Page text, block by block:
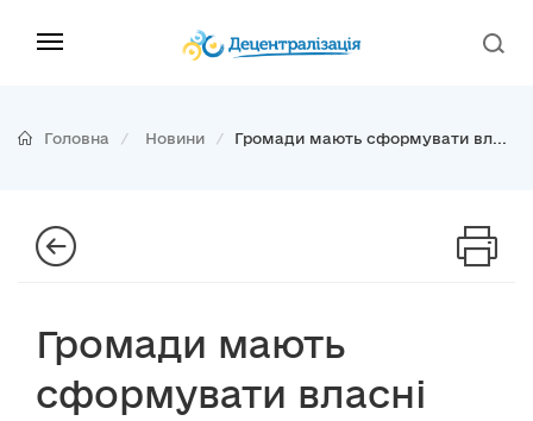
Головна Новини Громади мають сформувати вл...
Громади мають
сформувати власні